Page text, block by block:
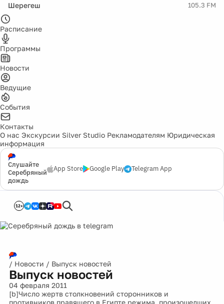
Шерегеш 105.3 FM
Расписание
Программы
Новости
Ведущие
События
Контакты
О нас Экскурсии Silver Studio Рекламодателям Юридическая
информация
Слушайте
Серебряный
дождь
App Store Google Play Telegram App
12+
/ Новости / Выпуск новостей
Выпуск новостей
04 февраля 2011
[b]Число жертв столкновений сторонников и